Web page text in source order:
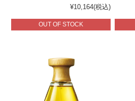
¥10,164(税込)
OUT OF STOCK